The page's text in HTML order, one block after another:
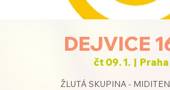
DEJVICE
čt 09. 1.
  |
ŽLUTÁ SKUPINA -